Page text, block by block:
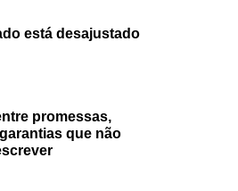
está desajustado
promessas,
que não